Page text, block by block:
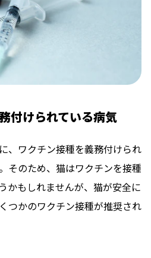
付けられている病気
、ワクチン接種を義務付けられ
そのため、猫はワクチンを接種
かもしれませんが、猫が安全に
つかのワクチン接種が推奨され